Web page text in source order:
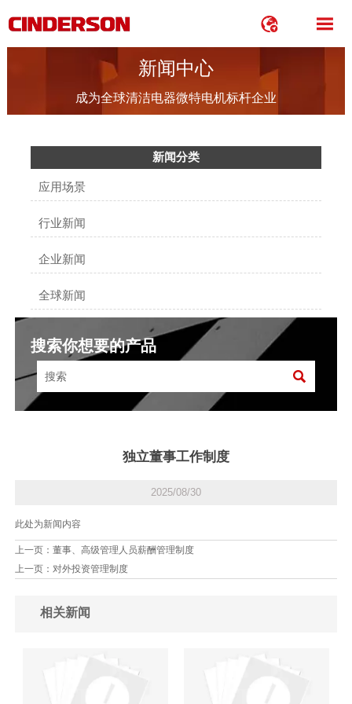
 
新闻中心
成为全球清洁电器微特电机标杆企业
新闻分类
应用场景
行业新闻
企业新闻
全球新闻
搜索你想要的产品

独立董事工作制度
2025/08/30
此处为新闻内容
上一页： 董事、高级管理人员薪酬管理制度
上一页： 对外投资管理制度
相关新闻